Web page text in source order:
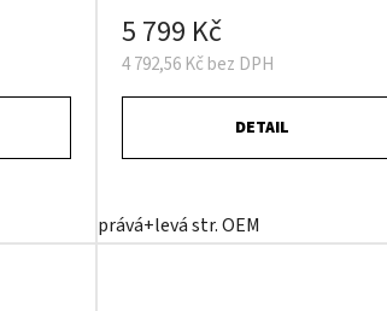
4 792,56 Kč bez DPH
5 799 Kč
DETAIL
prává+levá str. OEM